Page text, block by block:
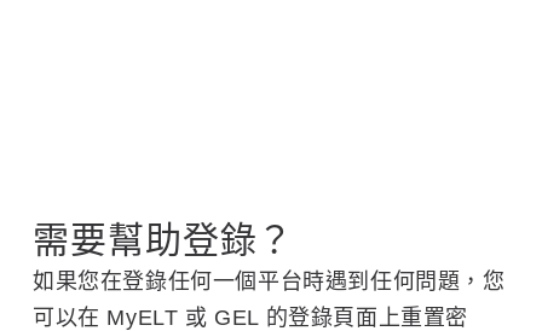
需要幫助登錄？
如果您在登錄任何一個平台時遇到任何問題，您
可以在 MyELT 或 GEL 的登錄頁面上重置密